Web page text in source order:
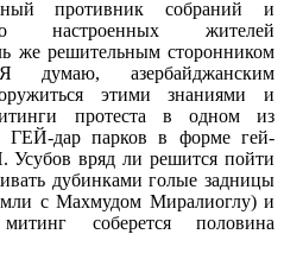
противник собраний и
настроенных жителей
же решительным сторонником
думаю, азербайджанским
этими знаниями и
протеста в одном из
ГЕЙ-дар парков в форме гей-
Усубов вряд ли решится пойти
дубинками голые задницы
с Махмудом Миралиоглу) и
соберется половина